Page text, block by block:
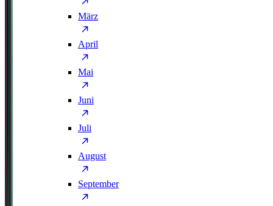
März
April
Mai
Juni
Juli
August
September